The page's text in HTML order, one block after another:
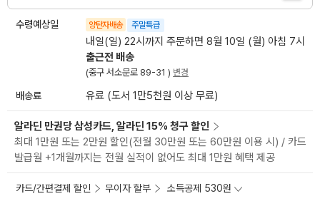
수령예상일 양탄자배송 주말특급
내일(일) 22시까지 주문하면 8월 10일 (월) 아침 7시
출근전 배송
(중구 서소문로 89-31 ) 변경
배송료 유료 (도서 1만5천원 이상 무료)
알라딘 만권당 삼성카드, 알라딘 15% 청구 할인
최대 1만원 또는 2만원 할인(전월 30만원 또는 60만원 이용 시) / 카드
발급월 +1개월까지는 전월 실적이 없어도 최대 1만원 혜택 제공
카드/간편결제 할인 무이자 할부 소득공제 530원